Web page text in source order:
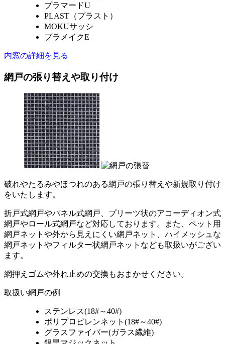
プラマードU
PLAST（プラスト）
MOKUサッシ
プラメイクE
内窓の詳細を見る
網戸の張り替えや取り付け
破れやたるみやほつれのある網戸の張り替えや新規取り付け
をいたします。
折戸式網戸やパネル式網戸、プリーツ状のアコーディオン式
網戸やロール式網戸など対応しております。また、ペット用
網戸ネットや外から見えにくい網戸ネット、ハイメッシュな
網戸ネットやフィルター状網戸ネットなども取扱いがござい
ます。
網押えゴムや外れ止めの交換もおまかせください。
取扱い網戸の例
ステンレス(18#～40#)
ポリプロピレンネット(18#～40#)
グラスファイバー(ガラス繊維)